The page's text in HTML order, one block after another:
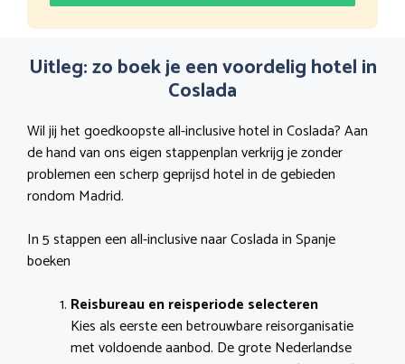
Uitleg: zo boek je een voordelig hotel in
Coslada
Wil jij het goedkoopste all-inclusive hotel in Coslada? Aan
de hand van ons eigen stappenplan verkrijg je zonder
problemen een scherp geprijsd hotel in de gebieden
rondom Madrid.
In 5 stappen een all-inclusive naar Coslada in Spanje
boeken
Reisbureau en reisperiode selecteren
Kies als eerste een betrouwbare reisorganisatie
met voldoende aanbod. De grote Nederlandse